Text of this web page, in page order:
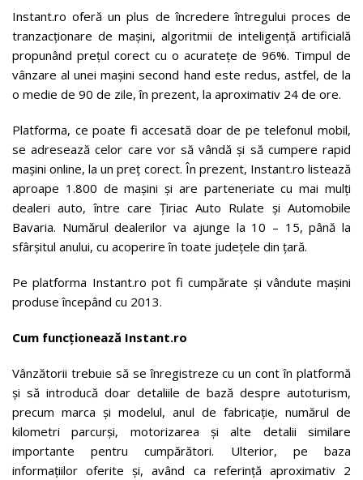
Instant.ro oferă un plus de încredere întregului proces de
tranzacționare de mașini, algoritmii de inteligență artificială
propunând prețul corect cu o acuratețe de 96%. Timpul de
vânzare al unei mașini second hand este redus, astfel, de la
o medie de 90 de zile, în prezent, la aproximativ 24 de ore.
Platforma, ce poate fi accesată doar de pe telefonul mobil,
se adresează celor care vor să vândă și să cumpere rapid
mașini online, la un preț corect. În prezent, Instant.ro listează
aproape 1.800 de mașini și are parteneriate cu mai mulți
dealeri auto, între care Țiriac Auto Rulate și Automobile
Bavaria. Numărul dealerilor va ajunge la 10 – 15, până la
sfârșitul anului, cu acoperire în toate județele din țară.
Pe platforma Instant.ro pot fi cumpărate și vândute mașini
produse începând cu 2013.
Cum funcționează Instant.ro
Vânzătorii trebuie să se înregistreze cu un cont în platformă
și să introducă doar detaliile de bază despre autoturism,
precum marca și modelul, anul de fabricație, numărul de
kilometri parcurși, motorizarea și alte detalii similare
importante pentru cumpărători. Ulterior, pe baza
informațiilor oferite și, având ca referință aproximativ 2